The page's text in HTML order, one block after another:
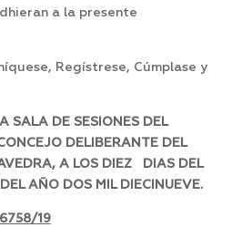
a la presente
Regístrese, Cúmplase y
SALA DE SESIONES DEL
DELIBERANTE DEL
A LOS DIEZ DIAS DEL
AÑO DOS MIL DIECINUEVE.
19